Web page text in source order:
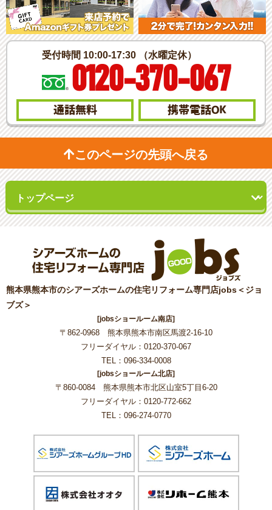
受付時間 10:00-17:30 （水曜定休）
0120-370-067
通話無料 携帯電話OK
このページの先頭へ戻る
熊本県熊本市のシアーズホームの住宅リフォーム専門店jobs＜ジョ
ブズ＞
[jobsショールーム南店]
〒862-0968 熊本県熊本市南区馬渡2-16-10
フリーダイヤル：0120-370-067
TEL：096-334-0008
[jobsショールーム北店]
〒860-0084 熊本県熊本市北区山室5丁目6-20
フリーダイヤル：0120-772-662
TEL：096-274-0770